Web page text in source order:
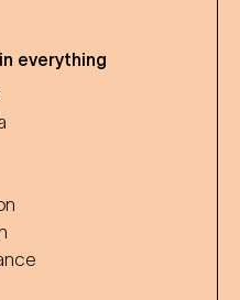
everything